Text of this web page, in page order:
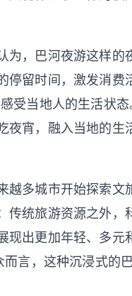
，巴河夜游这样的
停留时间，激发消费
受当地人的生活状态
夜宵，融入当地的生
多城市开始探索文
传统旅游资源之外，
现出更加年轻、多元
而言，这种沉浸式的